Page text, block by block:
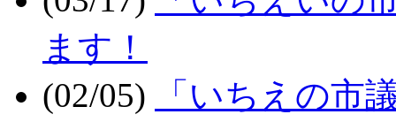
ます！
(02/05)
「いちえの市